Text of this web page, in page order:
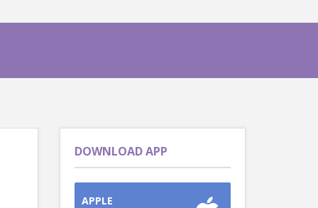
DOWNLOAD APP
APPLE